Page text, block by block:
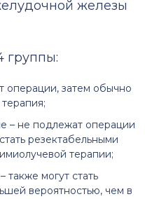
железы
группы:
операции, затем обычно
– не подлежат операции
резектабельными
терапии;
также могут стать
вероятностью, чем в